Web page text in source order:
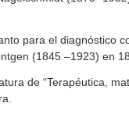
para el diagnóstico
(1845 –1923) en
de “Terapéutica,